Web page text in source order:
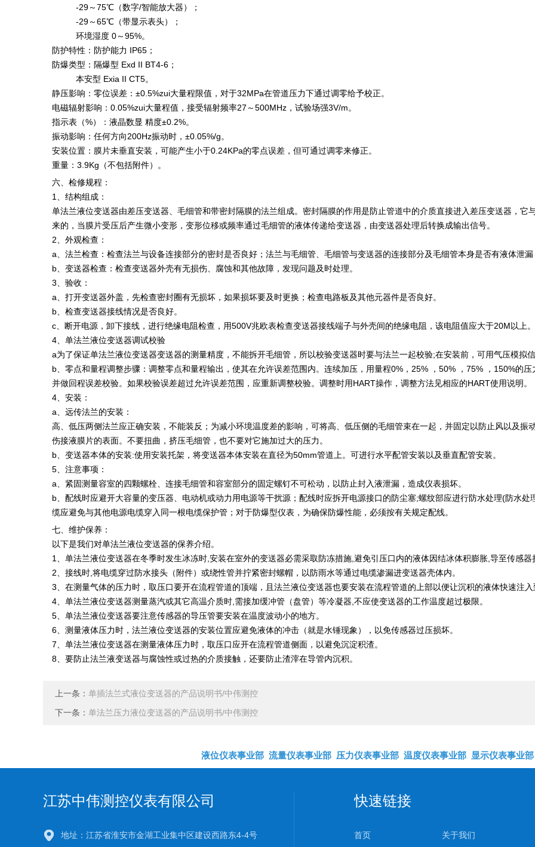
-29～75℃（数字/智能放大器）；
-29～65℃（带显示表头）；
环境湿度 0～95%。
防护特性：防护能力 IP65；
防爆类型：隔爆型 Exd II BT4-6；
本安型 Exia II CT5。
静压影响：零位误差：±0.5%zui大量程限值，对于32MPa在管道压力下通过调零给予校正。
电磁辐射影响：0.05%zui大量程值，接受辐射频率27～500MHz，试验场强3V/m。
指示表（%）：液晶数显 精度±0.2%。
振动影响：任何方向200Hz振动时，±0.05%/g。
安装位置：膜片未垂直安装，可能产生小于0.24KPa的零点误差，但可通过调零来修正。
重量：3.9Kg（不包括附件）。
六、检修规程：
1、结构组成：
单法兰液位变送器由差压变送器、毛细管和带密封隔膜的法兰组成。密封隔膜的作用是防止管道中的介质直接进入差压变送器，
来的，当膜片受压后产生微小变形，变形位移或频率通过毛细管的液体传递给变送器，由变送器处理后转换成输出信号。
2、外观检查：
a、法兰检查：检查法兰与设备连接部分的密封是否良好；法兰与毛细管、毛细管与变送器的连接部分及毛细管本身是否有液体泄
b、变送器检查：检查变送器外壳有无损伤、腐蚀和其他故障，发现问题及时处理。
3、验收：
a、打开变送器外盖，先检查密封圈有无损坏，如果损坏要及时更换；检查电路板及其他元器件是否良好。
b、检查变送器接线情况是否良好。
c、断开电源，卸下接线，进行绝缘电阻检查，用500V兆欧表检查变送器接线端子与外壳间的绝缘电阻，该电阻值应大于20M以上。
4、单法兰液位变送器调试校验
a为了保证单法兰液位变送器变送器的测量精度，不能拆开毛细管，所以校验变送器时要与法兰一起校验;在安装前，可用气压模拟
b、零点和量程调整步骤：调整零点和量程输出，使其在允许误差范围内。连续加压，用量程0%，25% ，50% ，75% ，150%的
并做回程误差校验。如果校验误差超过允许误差范围，应重新调整校验。调整时用HART操作，调整方法见相应的HART使用说明。
4、安装：
a、远传法兰的安装：
高、低压两侧法兰应正确安装，不能装反；为减小环境温度差的影响，可将高、低压侧的毛细管束在一起，并固定以防止风以及
伤接液膜片的表面。不要扭曲，挤压毛细管，也不要对它施加过大的压力。
b、变送器本体的安装:使用安装托架，将变送器本体安装在直径为50mm管道上。可进行水平配管安装以及垂直配管安装。
5、注意事项：
a、紧固测量容室的四颗螺栓、连接毛细管和容室部分的固定螺钉不可松动，以防止封入液泄漏，造成仪表损坏。
b、配线时应避开大容量的变压器、电动机或动力用电源等干扰源；配线时应拆开电源接口的防尘塞;螺纹部应进行防水处理(防水
缆应避免与其他电源电缆穿入同一根电缆保护管；对于防爆型仪表，为确保防爆性能，必须按有关规定配线。
七、维护保养：
以下是我们对单法兰液位变送器的保养介绍。
1、单法兰液位变送器在冬季时发生冰冻时,安装在室外的变送器必需采取防冻措施,避免引压口内的液体因结冰体积膨胀,导至传感器
2、接线时,将电缆穿过防水接头（附件）或绕性管并拧紧密封螺帽，以防雨水等通过电缆渗漏进变送器壳体内。
3、在测量气体的压力时，取压口要开在流程管道的顶端，且法兰液位变送器也要安装在流程管道的上部以便让沉积的液体快速注
4、单法兰液位变送器测量蒸汽或其它高温介质时,需接加缓冲管（盘管）等冷凝器,不应使变送器的工作温度超过极限。
5、单法兰液位变送器要注意传感器的导压管要安装在温度波动小的地方。
6、测量液体压力时，法兰液位变送器的安装位置应避免液体的冲击（就是水锤现象），以免传感器过压损坏。
7、单法兰液位变送器在测量液体压力时，取压口应开在流程管道侧面，以避免沉淀积渣。
8、要防止法兰液变送器与腐蚀性或过热的介质接触，还要防止渣滓在导管内沉积。
上一条： 单插法兰式液位变送器的产品说明书/中伟测控
下一条： 单法兰压力液位变送器的产品说明书/中伟测控
液位仪表事业部 流量仪表事业部 压力仪表事业部 温度仪表事业部 显示仪表事业部
江苏中伟测控仪表有限公司
地址：江苏省淮安市金湖工业集中区建设西路东4-4号
快速链接
首页 关于我们